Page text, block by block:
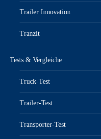
Trailer Innovation
Tranzit
Tests & Vergleiche
Truck-Test
Trailer-Test
Transporter-Test